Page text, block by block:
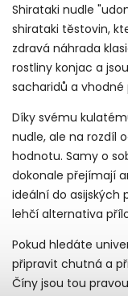
Shirataki nudle
shirataki těstovin,
zdravá náhrada
rostliny konjac a
sacharidů a
Díky svému
nudle, ale na rozdíl
hodnotu. Samy o
dokonale přejímají
ideální do asijských
lehčí alternativa
Pokud hledáte
připravit chutná a
Číny jsou tou